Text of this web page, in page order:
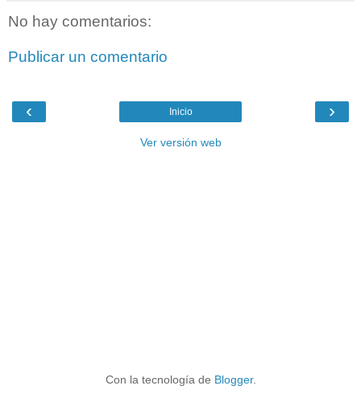
No hay comentarios:
Publicar un comentario
‹ ›
Inicio
Ver versión web
Con la tecnología de Blogger.